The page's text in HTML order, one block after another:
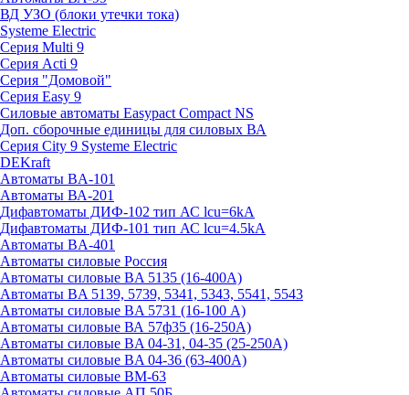
ВД УЗО (блоки утечки тока)
Systeme Electric
Серия Multi 9
Серия Acti 9
Серия "Домовой"
Серия Easy 9
Силовые автоматы Easypact Compact NS
Доп. сборочные единицы для силовых ВА
Серия City 9 Systeme Electric
DEKraft
Автоматы BA-101
Автоматы ВА-201
Дифавтоматы ДИФ-102 тип АС lcu=6kA
Дифавтоматы ДИФ-101 тип АС lcu=4.5kA
Автоматы BA-401
Автоматы силовые Россия
Автоматы силовые BA 5135 (16-400А)
Автоматы BA 5139, 5739, 5341, 5343, 5541, 5543
Автоматы силовые BA 5731 (16-100 А)
Автоматы силовые ВА 57ф35 (16-250А)
Автоматы силовые BA 04-31, 04-35 (25-250А)
Автоматы силовые BA 04-36 (63-400А)
Автоматы силовые ВМ-63